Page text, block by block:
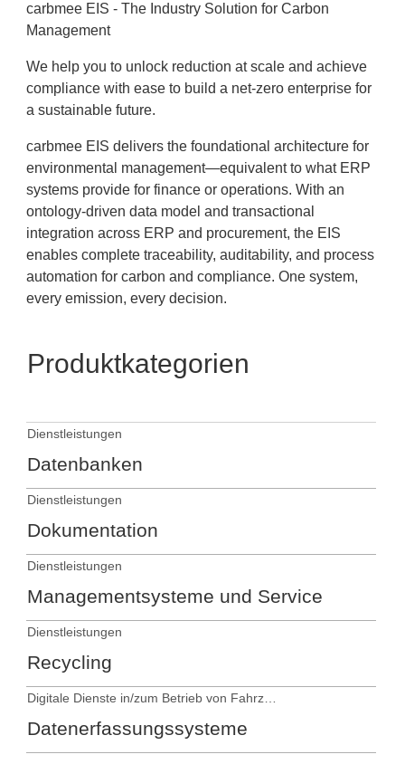
carbmee EIS - The Industry Solution for Carbon
Management
We help you to unlock reduction at scale and achieve
compliance with ease to build a net-zero enterprise for
a sustainable future.
carbmee EIS delivers the foundational architecture for
environmental management—equivalent to what ERP
systems provide for finance or operations. With an
ontology-driven data model and transactional
integration across ERP and procurement, the EIS
enables complete traceability, auditability, and process
automation for carbon and compliance. One system,
every emission, every decision.
Produktkategorien
Dienstleistungen
Datenbanken
Dienstleistungen
Dokumentation
Dienstleistungen
Managementsysteme und Service
Dienstleistungen
Recycling
Datenerfassungssysteme